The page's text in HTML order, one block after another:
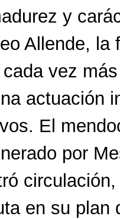
y
Allende, la
vez
actuación
El
por
en su plan